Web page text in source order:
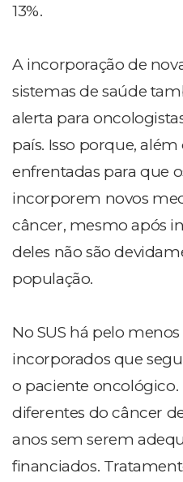
13%.
A incorporação de
sistemas de saúde
alerta para
país. Isso porque,
enfrentadas para que
incorporem novos
câncer, mesmo após
deles não são
população.
No SUS há pelo
incorporados que
o paciente oncológico.
diferentes do câncer
anos sem serem
financiados.